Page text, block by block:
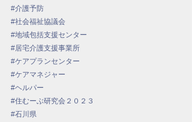
#介護予防
#社会福祉協議会
#地域包括支援センター
#居宅介護支援事業所
#ケアプランセンター
#ケアマネジャー
#ヘルパー
#住むーぶ研究会２０２３
#石川県